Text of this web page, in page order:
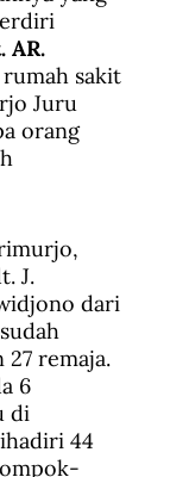
AR.
sakit
Juru
orang
J.
dari
remaja.
6
di
44